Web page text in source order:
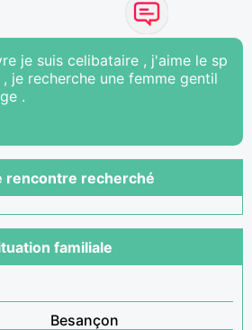
je suis celibataire , j'aime le sp
je recherche une femme gentil
.
rencontre recherché
familiale
Besançon